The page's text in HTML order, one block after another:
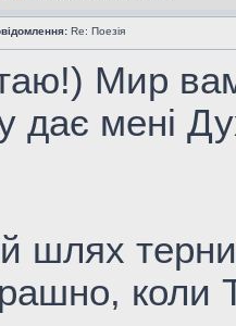
Re: Поезія
Мир
дає мені
шлях
коли